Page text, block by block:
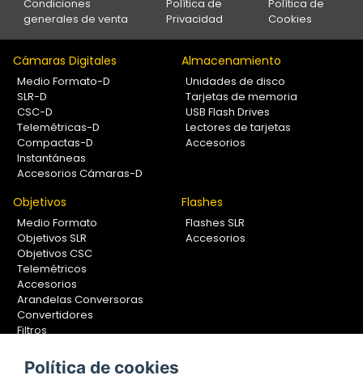
Condiciones
generales de venta
Política de
Privacidad
Política de
Cookies
Cámaras Digitales
Medio Formato-D
SLR-D
CSC-D
Telemétricas-D
Compactas-D
Instantáneas
Accesorios Cámaras-D
Almacenamiento
Unidades de disco
Tarjetas de memoria
USB Flash Drives
Lectores de tarjetas
Accesorios
Objetivos
Medio Formato
Objetivos SLR
Objetivos CSC
Telemétricos
Accesorios
Arandelas Conversoras
Convertidores
Filtros
Calibradores
Flashes
Flashes SLR
Accesorios
Política de cookies